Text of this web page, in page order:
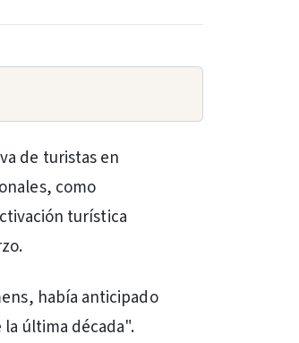
de turistas en
como
turística
había anticipado
última década".